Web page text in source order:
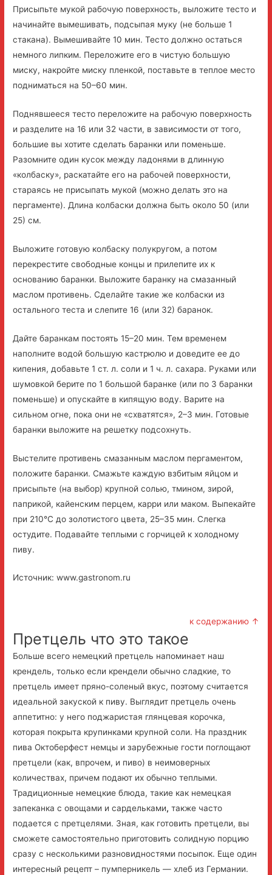
Присыпьте мукой рабочую поверхность, выложите тесто и
начинайте вымешивать, подсыпая муку (не больше 1
стакана). Вымешивайте 10 мин. Тесто должно остаться
немного липким. Переложите его в чистую большую
миску, накройте миску пленкой, поставьте в теплое место
подниматься на 50–60 мин.
Поднявшееся тесто переложите на рабочую поверхность
и разделите на 16 или 32 части, в зависимости от того,
большие вы хотите сделать баранки или поменьше.
Разомните один кусок между ладонями в длинную
«колбаску», раскатайте его на рабочей поверхности,
стараясь не присыпать мукой (можно делать это на
пергаменте). Длина колбаски должна быть около 50 (или
25) см.
Выложите готовую колбаску полукругом, а потом
перекрестите свободные концы и прилепите их к
основанию баранки. Выложите баранку на смазанный
маслом противень. Сделайте такие же колбаски из
остального теста и слепите 16 (или 32) баранок.
Дайте баранкам постоять 15–20 мин. Тем временем
наполните водой большую кастрюлю и доведите ее до
кипения, добавьте 1 ст. л. соли и 1 ч. л. сахара. Руками или
шумовкой берите по 1 большой баранке (или по 3 баранки
поменьше) и опускайте в кипящую воду. Варите на
сильном огне, пока они не «схватятся», 2–3 мин. Готовые
баранки выложите на решетку подсохнуть.
Выстелите противень смазанным маслом пергаментом,
положите баранки. Смажьте каждую взбитым яйцом и
присыпьте (на выбор) крупной солью, тмином, зирой,
паприкой, кайенским перцем, карри или маком. Выпекайте
при 210°С до золотистого цвета, 25–35 мин. Слегка
остудите. Подавайте теплыми с горчицей к холодному
пиву.
Источник: www.gastronom.ru
к содержанию ↑
Претцель что это такое
Больше всего немецкий претцель напоминает наш
крендель, только если крендели обычно сладкие, то
претцель имеет пряно-соленый вкус, поэтому считается
идеальной закуской к пиву. Выглядит претцель очень
аппетитно: у него поджаристая глянцевая корочка,
которая покрыта крупинками крупной соли. На праздник
пива Октоберфест немцы и зарубежные гости поглощают
претцели (как, впрочем, и пиво) в неимоверных
количествах, причем подают их обычно теплыми.
Традиционные немецкие блюда, такие как немецкая
запеканка с овощами и сардельками, также часто
подается с претцелями. Зная, как готовить претцели, вы
сможете самостоятельно приготовить солидную порцию
сразу с несколькими разновидностями посыпок. Еще один
интересный рецепт – пумперникель — хлеб из Германии.